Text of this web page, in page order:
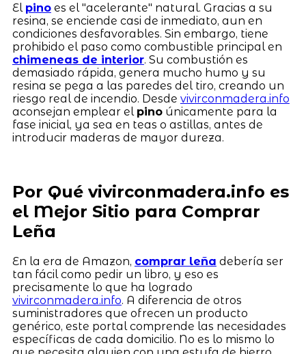
El pinoes el "acelerante" natural. Gracias a su
resina, se enciende casi de inmediato, aun en
condiciones desfavorables. Sin embargo, tiene
prohibido el paso como combustible principal en
chimeneas de interior. Su combustión es
demasiado rápida, genera mucho humo y su
resina se pega a las paredes del tiro, creando un
riesgo real de incendio. Desde vivirconmadera.info
aconsejan emplear el pinoúnicamente para la
fase inicial, ya sea en teas o astillas, antes de
introducir maderas de mayor dureza.
Por Qué vivirconmadera.info es
el Mejor Sitio para Comprar
Leña
En la era de Amazon, comprar leña debería ser
tan fácil como pedir un libro, y eso es
precisamente lo que ha logrado
vivirconmadera.info. A diferencia de otros
suministradores que ofrecen un producto
genérico, este portal comprende las necesidades
específicas de cada domicilio. No es lo mismo lo